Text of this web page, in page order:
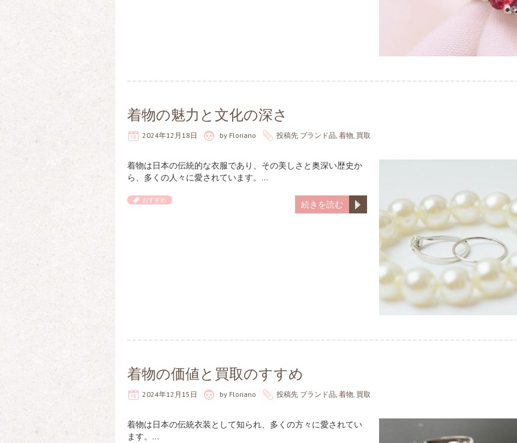
着物の魅力と文化の深さ
2024年12月18日 by Floriano 投稿先 ブランド品, 着物, 買取
着物は日本の伝統的な衣服であり、その美しさと奥深い歴史か
ら、多くの人々に愛されています。…
続きを読む
おすすめ
着物の価値と買取のすすめ
2024年12月15日 by Floriano 投稿先 ブランド品, 着物, 買取
着物は日本の伝統衣装として知られ、多くの方々に愛されてい
ます。…